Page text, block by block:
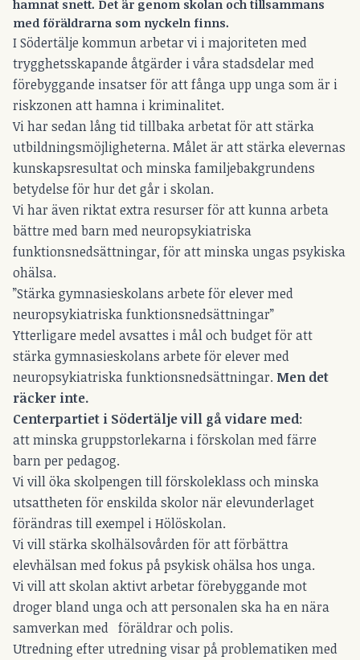
hamnat snett. Det är genom skolan och tillsammans
med föräldrarna som nyckeln finns.
I Södertälje kommun arbetar vi i majoriteten med
trygghetsskapande åtgärder i våra stadsdelar med
förebyggande insatser för att fånga upp unga som är i
riskzonen att hamna i kriminalitet.
Vi har sedan lång tid tillbaka arbetat för att stärka
utbildningsmöjligheterna. Målet är att stärka elevernas
kunskapsresultat och minska familjebakgrundens
betydelse för hur det går i skolan.
Vi har även riktat extra resurser för att kunna arbeta
bättre med barn med neuropsykiatriska
funktionsnedsättningar, för att minska ungas psykiska
ohälsa.
”Stärka gymnasieskolans arbete för elever med
neuropsykiatriska funktionsnedsättningar”
Ytterligare medel avsattes i mål och budget för att
stärka gymnasieskolans arbete för elever med
neuropsykiatriska funktionsnedsättningar. Men det
räcker inte.
Centerpartiet i Södertälje vill gå vidare med:
att minska gruppstorlekarna i förskolan med färre
barn per pedagog.
Vi vill öka skolpengen till förskoleklass och minska
utsattheten för enskilda skolor när elevunderlaget
förändras till exempel i Hölöskolan.
Vi vill stärka skolhälsovården för att förbättra
elevhälsan med fokus på psykisk ohälsa hos unga.
Vi vill att skolan aktivt arbetar förebyggande mot
droger bland unga och att personalen ska ha en nära
samverkan med föräldrar och polis.
Utredning efter utredning visar på problematiken med